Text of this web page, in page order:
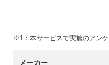
※1：本サービスで実施のアン
メーカー